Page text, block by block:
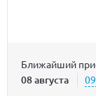
Ближайший
08 августа